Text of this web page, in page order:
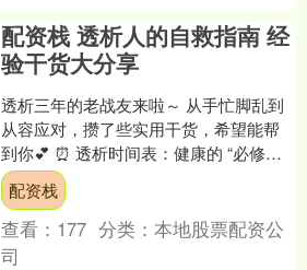
配资栈 透析人的自救指南 经
验干货大分享
透析三年的老战友来啦～ 从手忙脚乱到
从容应对，攒了些实用干货，希望能帮
到你💕 ⏰ 透析时间表：健康的 “必修课”
- 医生定的透析频率别打折！我曾拖延两
天，手脚....
配资栈
查看： 177 分类：本地股票配资公
司